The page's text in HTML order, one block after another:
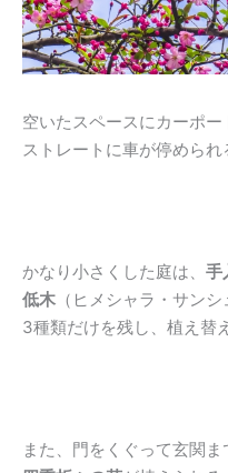
空いたスペースにカーポー
ストレートに車が停められ
かなり小さくした庭は、 手
低木 （ヒメシャラ・サン
3種類だけを残し、植え替
また、門をくぐって玄関